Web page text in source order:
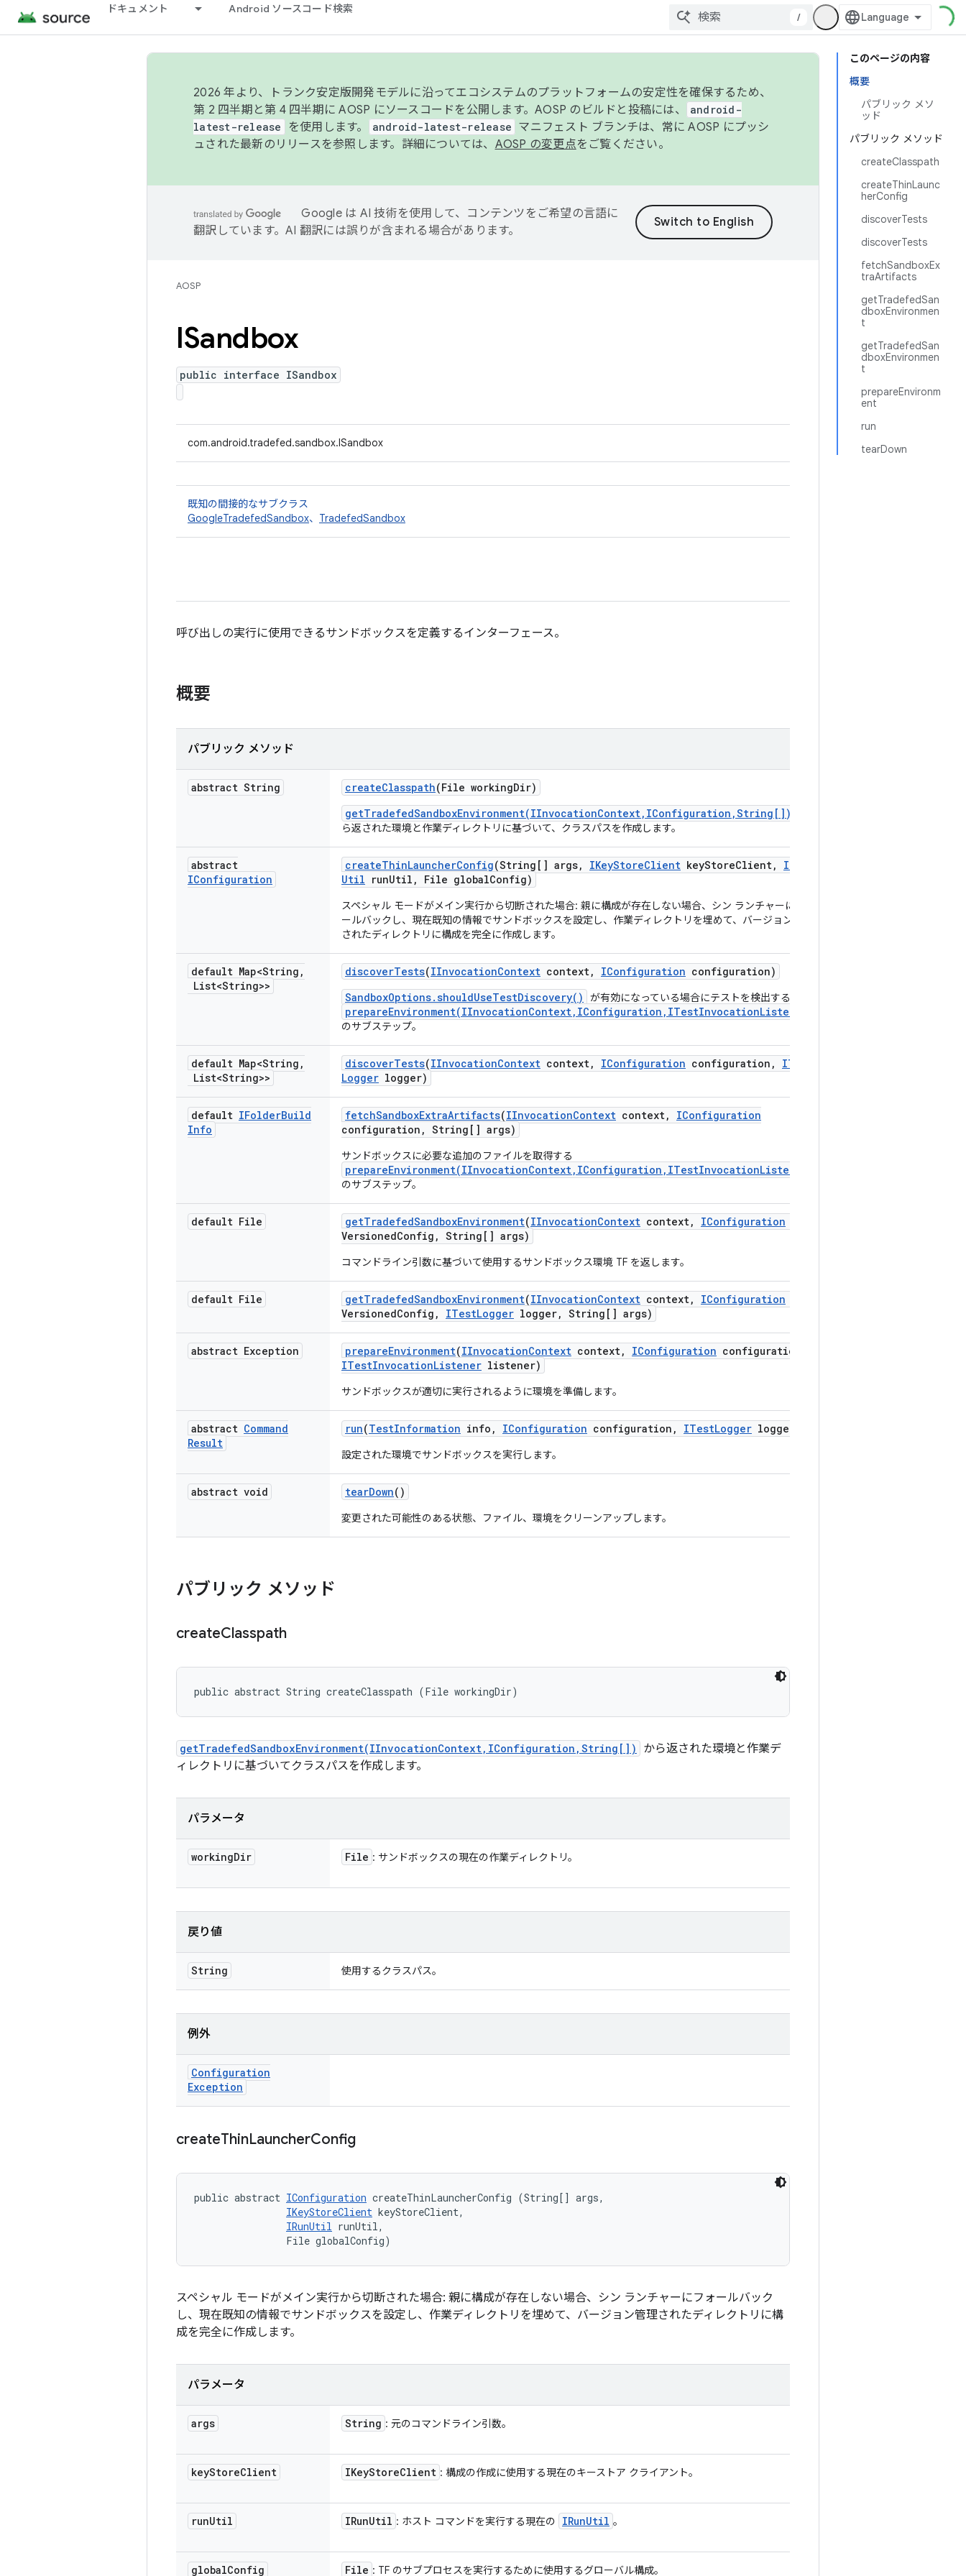
ドキュメント Android ソースコード検索
/
このページの内容
概要
パブリック メソ
ッド
パブリック メソッド
createClasspath
createThinLaunc
herConfig
discoverTests
discoverTests
fetchSandboxEx
traArtifacts
getTradefedSan
dboxEnvironmen
t
getTradefedSan
dboxEnvironmen
t
prepareEnvironm
ent
run
tearDown
2026 年より、トランク安定版開発モデルに沿ってエコシステムのプラットフォームの安定性を確保するため、
第 2 四半期と第 4 四半期に AOSP にソースコードを公開します。AOSP のビルドと投稿には、
android-
latest-release
を使用します。 android-latest-release マニフェスト ブランチは、常に AOSP にプッシ
ュされた最新のリリースを参照します。詳細については、 AOSP の変更点をご覧ください。
Google は AI 技術を使用して、コンテンツをご希望の言語に
翻訳しています。AI 翻訳には誤りが含まれる場合があります。
AOSP
ISandbox
public interface ISandbox
com.android.tradefed.sandbox.ISandbox
既知の間接的なサブクラス
GoogleTradefedSandbox、 TradefedSandbox
呼び出しの実行に使用できるサンドボックスを定義するインターフェース。
概要
パブリック メソッド
abstract String createClasspath(File workingDir)
getTradefedSandboxEnvironment(IInvocationContext,IConfiguration,String[])
ら返された環境と作業ディレクトリに基づいて、クラスパスを作成します。
abstract
IConfiguration
createThinLauncherConfig(String[] args, IKeyStoreClient keyStoreClient,
IRun
Util runUtil , File globalConfig)
スペシャル モードがメイン実行から切断された場合: 親に構成が存在しない場合、シン ランチャーにフォ
ールバックし、現在既知の情報でサンドボックスを設定し、作業ディレクトリを埋めて、バージョン管理
されたディレクトリに構成を完全に作成します。
default Map<String ,
List<String>>
discoverTests(IInvocationContext context, IConfiguration configuration)
SandboxOptions.shouldUseTestDiscovery()
が有効になっている場合にテストを検出する
prepareEnvironment(IInvocationContext,IConfiguration,ITestInvocationListener)
のサブステップ。
default Map<String ,
List<String>>
discoverTests(IInvocationContext context, IConfiguration configuration ,
ITest
Logger logger)
default IFolderBuild
Info
fetchSandboxExtraArtifacts(IInvocationContext context,
IConfiguration
configuration , String[] args)
サンドボックスに必要な追加のファイルを取得する
prepareEnvironment(IInvocationContext,IConfiguration,ITestInvocationListener)
のサブステップ。
default File getTradefedSandboxEnvironment(IInvocationContext context, IConfiguration
VersionedConfig , String[] args)
コマンドライン引数に基づいて使用するサンドボックス環境 TF を返します。
default File getTradefedSandboxEnvironment(IInvocationContext context, IConfiguration
VersionedConfig , ITestLogger logger, String[] args)
abstract Exception prepareEnvironment(IInvocationContext context, IConfiguration configuration
ITestInvocationListener listener)
サンドボックスが適切に実行されるように環境を準備します。
abstract Command
Result
run(TestInformation info , IConfiguration configuration , ITestLogger logger)
設定された環境でサンドボックスを実行します。
abstract void tearDown()
変更された可能性のある状態、ファイル、環境をクリーンアップします。
パブリック メソッド
createClasspath
public abstract String createClasspath (File workingDir)
getTradefedSandboxEnvironment(IInvocationContext,IConfiguration,String[])
から返された環境と作業デ
ィレクトリに基づいてクラスパスを作成します。
パラメータ
workingDir File : サンドボックスの現在の作業ディレクトリ。
戻り値
String 使用するクラスパス。
例外
Configuration
Exception
createThinLauncherConfig
public abstract IConfiguration createThinLauncherConfig (String[] args,
IKeyStoreClient keyStoreClient,
IRunUtil runUtil,
                File globalConfig)
スペシャル モードがメイン実行から切断された場合: 親に構成が存在しない場合、シン ランチャーにフォールバック
し、現在既知の情報でサンドボックスを設定し、作業ディレクトリを埋めて、バージョン管理されたディレクトリに構
成を完全に作成します。
パラメータ
args String : 元のコマンドライン引数。
keyStoreClient IKeyStoreClient : 構成の作成に使用する現在のキーストア クライアント。
runUtil IRunUtil : ホスト コマンドを実行する現在の IRunUtil 。
globalConfig File : TF のサブプロセスを実行するために使用するグローバル構成。